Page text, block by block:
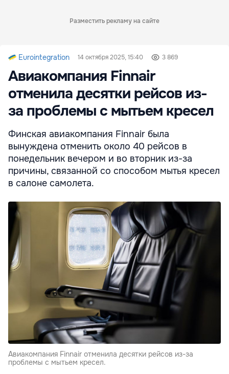
Разместить рекламу на сайте
Eurointegration 14 октября 2025, 15:40 3 869
Авиакомпания Finnair
отменила десятки рейсов из-
за проблемы с мытьем кресел
Финская авиакомпания Finnair была
вынуждена отменить около 40 рейсов в
понедельник вечером и во вторник из-за
причины, связанной со способом мытья кресел
в салоне самолета.
Авиакомпания Finnair отменила десятки рейсов из-за
проблемы с мытьем кресел.